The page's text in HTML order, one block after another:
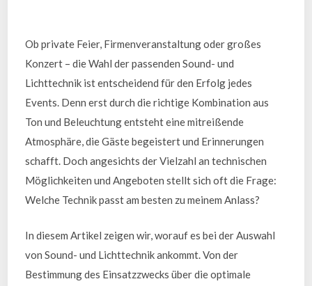
Ob private Feier, Firmenveranstaltung oder großes
Konzert – die Wahl der passenden Sound- und
Lichttechnik ist entscheidend für den Erfolg jedes
Events. Denn erst durch die richtige Kombination aus
Ton und Beleuchtung entsteht eine mitreißende
Atmosphäre, die Gäste begeistert und Erinnerungen
schafft. Doch angesichts der Vielzahl an technischen
Möglichkeiten und Angeboten stellt sich oft die Frage:
Welche Technik passt am besten zu meinem Anlass?
In diesem Artikel zeigen wir, worauf es bei der Auswahl
von Sound- und Lichttechnik ankommt. Von der
Bestimmung des Einsatzzwecks über die optimale